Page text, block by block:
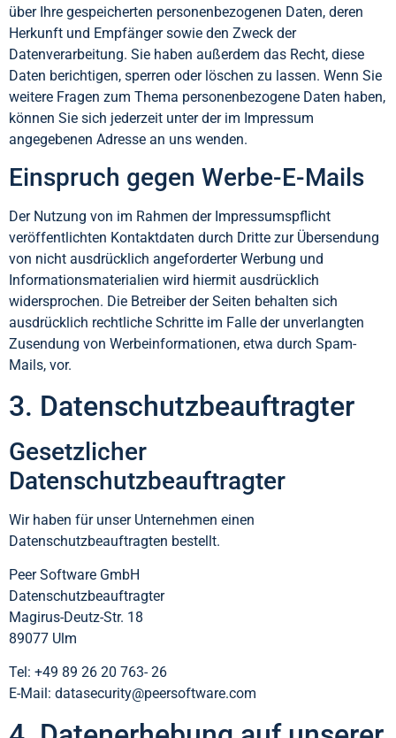
über Ihre gespeicherten personenbezogenen Daten, deren
Herkunft und Empfänger sowie den Zweck der
Datenverarbeitung. Sie haben außerdem das Recht, diese
Daten berichtigen, sperren oder löschen zu lassen. Wenn Sie
weitere Fragen zum Thema personenbezogene Daten haben,
können Sie sich jederzeit unter der im Impressum
angegebenen Adresse an uns wenden.
Einspruch gegen Werbe-E-Mails
Der Nutzung von im Rahmen der Impressumspflicht
veröffentlichten Kontaktdaten durch Dritte zur Übersendung
von nicht ausdrücklich angeforderter Werbung und
Informationsmaterialien wird hiermit ausdrücklich
widersprochen. Die Betreiber der Seiten behalten sich
ausdrücklich rechtliche Schritte im Falle der unverlangten
Zusendung von Werbeinformationen, etwa durch Spam-
Mails, vor.
3. Datenschutzbeauftragter
Gesetzlicher
Datenschutzbeauftragter
Wir haben für unser Unternehmen einen
Datenschutzbeauftragten bestellt.
Peer Software GmbH
Datenschutzbeauftragter
Magirus-Deutz-Str. 18
89077 Ulm
Tel: +49 89 26 20 763- 26
E-Mail: datasecurity@peersoftware.com